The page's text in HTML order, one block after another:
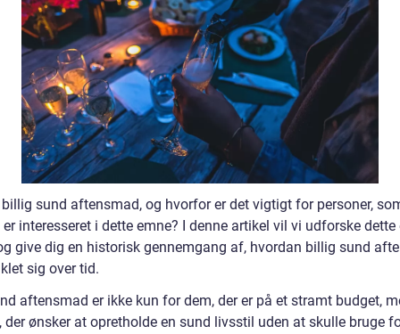
sund aftensmad, og hvorfor er det vigtigt for personer,
er interesseret i dette emne? I denne artikel vil vi udforske dette
give dig en historisk gennemgang af, hvordan billig sund
sig over tid.
aftensmad er ikke kun for dem, der er på et stramt budget,
der ønsker at opretholde en sund livsstil uden at skulle bruge